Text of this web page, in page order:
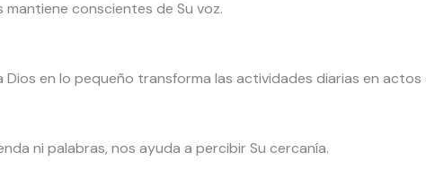
conscientes de Su voz.
en lo pequeño transforma las actividades diarias en actos
ni palabras, nos ayuda a percibir Su cercanía.